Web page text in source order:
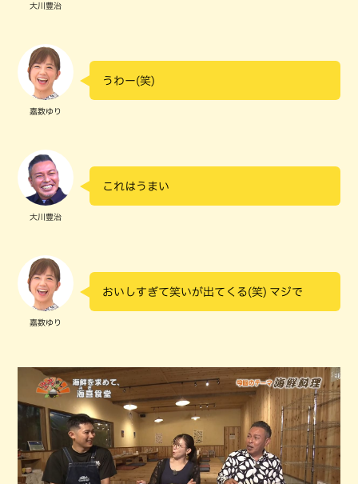
大川豊治
嘉数ゆり
うわー(笑)
大川豊治
これはうまい
嘉数ゆり
おいしすぎて笑いが出てくる(笑) マジで